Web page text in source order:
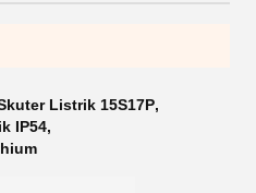
Listrik 15S17P,
IP54,